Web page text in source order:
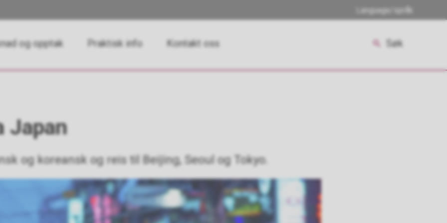
Language/språk
og opptak Praktisk info Kontakt oss Søk
Japan
og koreansk og reis til Beijing, Seoul og Tokyo.